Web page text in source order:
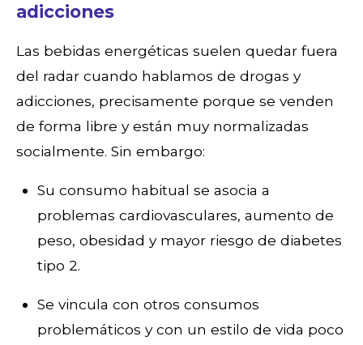
adicciones
Las bebidas energéticas suelen quedar fuera
del radar cuando hablamos de drogas y
adicciones, precisamente porque se venden
de forma libre y están muy normalizadas
socialmente. Sin embargo:
Su consumo habitual se asocia a
problemas cardiovasculares, aumento de
peso, obesidad y mayor riesgo de diabetes
tipo 2.
Se vincula con otros consumos
problemáticos y con un estilo de vida poco